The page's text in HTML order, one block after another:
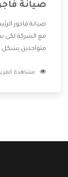
صيانة
صيانة فاجور
مع الشركة لكى
متواجدين بشكل
الشركة بها
مشاهدة